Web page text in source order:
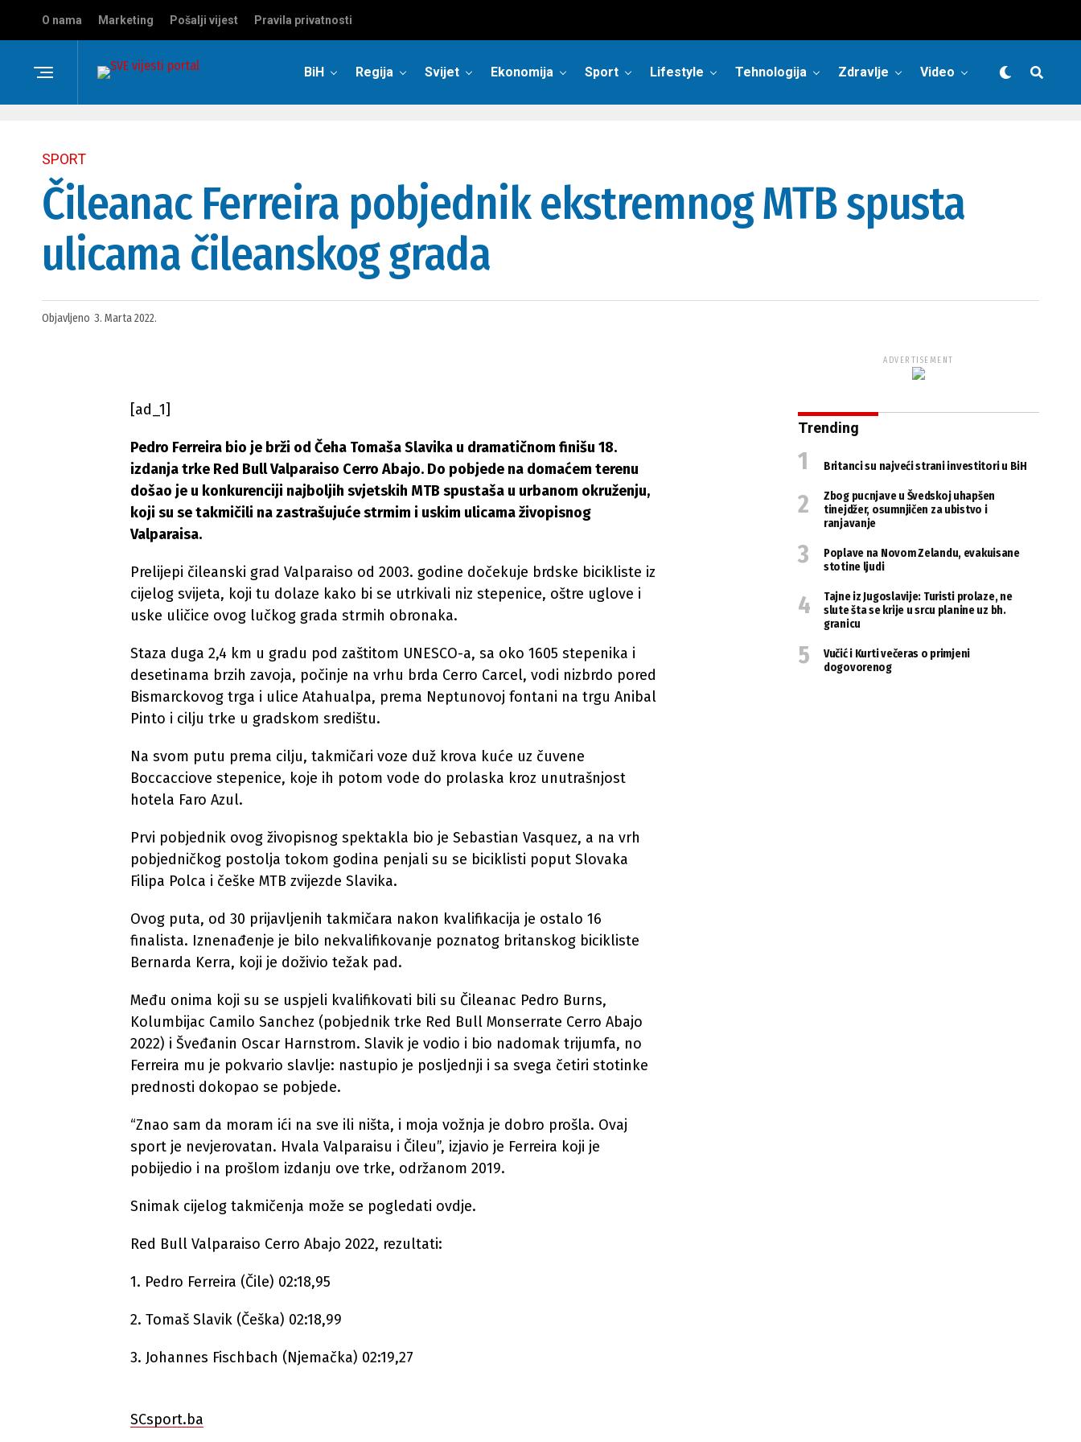
O nama Marketing Pošalji vijest Pravila privatnosti
BiH Regija Svijet Ekonomija Sport Lifestyle Tehnologija Zdravlje Video
SPORT
Čileanac Ferreira pobjednik ekstremnog MTB spusta
ulicama čileanskog grada
Objavljeno 3. Marta 2022.
[ad_1]
Pedro Ferreira bio je brži od Čeha Tomaša Slavika u dramatičnom finišu 18.
izdanja trke Red Bull Valparaiso Cerro Abajo. Do pobjede na domaćem terenu
došao je u konkurenciji najboljih svjetskih MTB spustaša u urbanom okruženju,
koji su se takmičili na zastrašujuće strmim i uskim ulicama živopisnog
Valparaisa.
Prelijepi čileanski grad Valparaiso od 2003. godine dočekuje brdske bicikliste iz
cijelog svijeta, koji tu dolaze kako bi se utrkivali niz stepenice, oštre uglove i
uske uličice ovog lučkog grada strmih obronaka.
Staza duga 2,4 km u gradu pod zaštitom UNESCO-a, sa oko 1605 stepenika i
desetinama brzih zavoja, počinje na vrhu brda Cerro Carcel, vodi nizbrdo pored
Bismarckovog trga i ulice Atahualpa, prema Neptunovoj fontani na trgu Anibal
Pinto i cilju trke u gradskom središtu.
Na svom putu prema cilju, takmičari voze duž krova kuće uz čuvene
Boccacciove stepenice, koje ih potom vode do prolaska kroz unutrašnjost
hotela Faro Azul.
Prvi pobjednik ovog živopisnog spektakla bio je Sebastian Vasquez, a na vrh
pobjedničkog postolja tokom godina penjali su se biciklisti poput Slovaka
Filipa Polca i češke MTB zvijezde Slavika.
Ovog puta, od 30 prijavljenih takmičara nakon kvalifikacija je ostalo 16
finalista. Iznenađenje je bilo nekvalifikovanje poznatog britanskog bicikliste
Bernarda Kerra, koji je doživio težak pad.
Među onima koji su se uspjeli kvalifikovati bili su Čileanac Pedro Burns,
Kolumbijac Camilo Sanchez (pobjednik trke Red Bull Monserrate Cerro Abajo
2022) i Šveđanin Oscar Harnstrom. Slavik je vodio i bio nadomak trijumfa, no
Ferreira mu je pokvario slavlje: nastupio je posljednji i sa svega četiri stotinke
prednosti dokopao se pobjede.
“Znao sam da moram ići na sve ili ništa, i moja vožnja je dobro prošla. Ovaj
sport je nevjerovatan. Hvala Valparaisu i Čileu”, izjavio je Ferreira koji je
pobijedio i na prošlom izdanju ove trke, održanom 2019.
Snimak cijelog takmičenja može se pogledati ovdje.
Red Bull Valparaiso Cerro Abajo 2022, rezultati:
1. Pedro Ferreira (Čile) 02:18,95
2. Tomaš Slavik (Češka) 02:18,99
3. Johannes Fischbach (Njemačka) 02:19,27
SCsport.ba
ADVERTISEMENT
Trending
Britanci su najveći strani investitori u BiH
Zbog pucnjave u Švedskoj uhapšen
tinejdžer, osumnjičen za ubistvo i
ranjavanje
Poplave na Novom Zelandu, evakuisane
stotine ljudi
Tajne iz Jugoslavije: Turisti prolaze, ne
slute šta se krije u srcu planine uz bh.
granicu
Vučić i Kurti večeras o primjeni
dogovorenog